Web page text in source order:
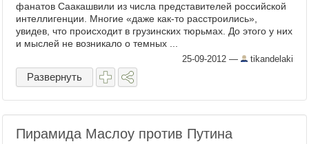
фанатов Саакашвили из числа представителей российской
интеллигенции. Многие «даже как-то расстроились»,
увидев, что происходит в грузинских тюрьмах. До этого у них
и мыслей не возникало о темных ...
25-09-2012 — tikandelaki
Развернуть
Пирамида Маслоу против Путина